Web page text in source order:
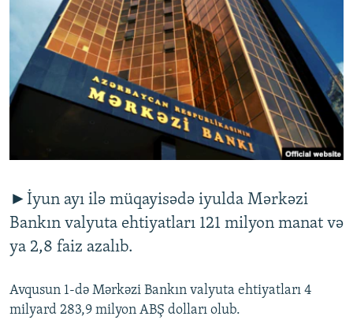
MULTIMEDIA
VIDEO
FOTOQALEREYA
İNFOQRAFIKA
RADIO ARXIV
OXU ZALI
AZƏRBAYCAN ƏDƏBIYYATI KITABXANASI
İSLAM VƏ DEMOKRATIYA
HAQQIMIZDA
MISSIYAMIZ
PEŞƏ ETIKASI VƏ JURNALISTIKA STANDARTLARIMIZ
MATERIALLARIMIZDAN ISTIFADƏ
BIZIMLƏ ƏLAQƏ
XƏBƏR BÜLLETENLƏRIMIZ
►İyun ayı ilə müqayisədə iyulda Mərkəzi
Bankın valyuta ehtiyatları 121 milyon manat və
ya 2,8 faiz azalıb.
Avqusun 1-də Mərkəzi Bankın valyuta ehtiyatları 4
milyard 283,9 milyon ABŞ dolları olub.